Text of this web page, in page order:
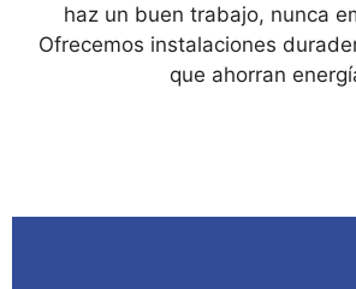
haz un buen trabajo, nunca
Ofrecemos instalaciones
que ahorran